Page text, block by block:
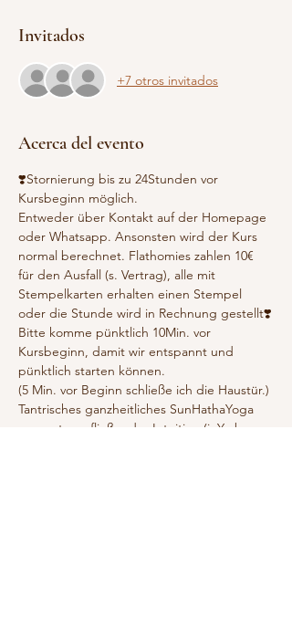
Invitados
+7 otros invitados
Acerca del evento
❣️Stornierung bis zu 24Stunden vor
Kursbeginn möglich.
Entweder über Kontakt auf der Homepage
oder Whatsapp. Ansonsten wird der Kurs
normal berechnet. Flathomies zahlen 10€
für den Ausfall (s. Vertrag), alle mit
Stempelkarten erhalten einen Stempel
oder die Stunde wird in Rechnung gestellt❣️
Bitte komme pünktlich 10Min. vor
Kursbeginn, damit wir entspannt und
pünktlich starten können.
(5 Min. vor Beginn schließe ich die Haustür.)
Tantrisches ganzheitliches SunHathaYoga
umarmt von fließender Intuition (inYo by